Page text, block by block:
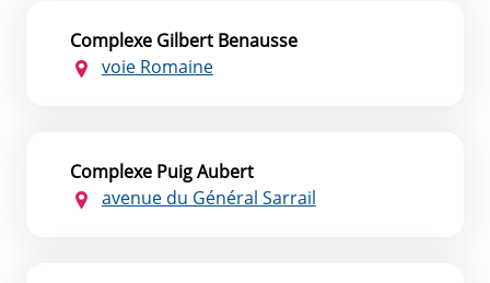
Complexe Gilbert Benausse
voie Romaine
Complexe Puig Aubert
avenue du Général Sarrail